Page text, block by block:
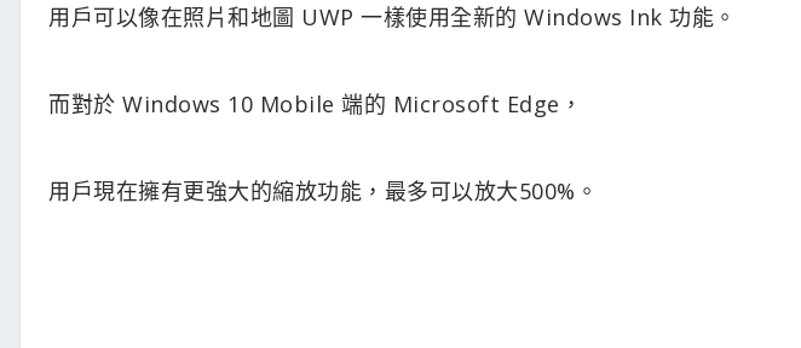
用戶可以像在照片和地圖 UWP 一樣使用全新的 Windows Ink 功能。
而對於 Windows 10 Mobile 端的 Microsoft Edge，
用戶現在擁有更強大的縮放功能，最多可以放大500%。